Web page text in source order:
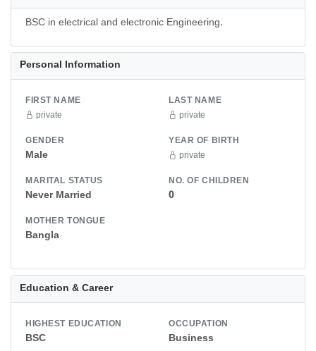
BSC in electrical and electronic Engineering.
Personal Information
FIRST NAME
private
LAST NAME
private
GENDER
Male
YEAR OF BIRTH
private
MARITAL STATUS
Never Married
NO. OF CHILDREN
0
MOTHER TONGUE
Bangla
Education & Career
HIGHEST EDUCATION
BSC
OCCUPATION
Business